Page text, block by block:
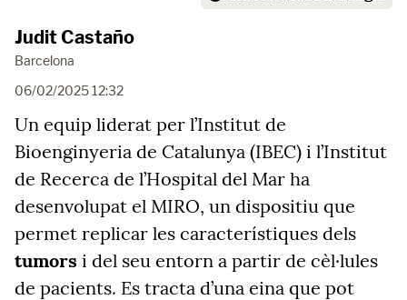
Judit Castaño
Barcelona
06/02/2025 12:32
Un equip liderat per l’Institut de
Bioenginyeria de Catalunya (IBEC) i l’Institut
de Recerca de l’Hospital del Mar ha
desenvolupat el MIRO, un dispositiu que
permet replicar les característiques dels
tumors i del seu entorn a partir de cèl·lules
de pacients. Es tracta d’una eina que pot